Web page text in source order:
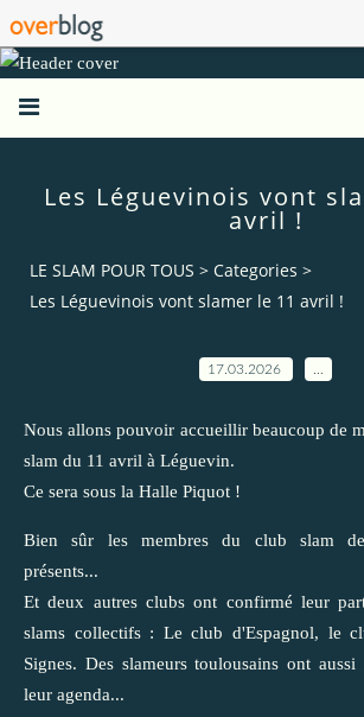
Les Léguevinois vont
avril !
LE SLAM POUR TOUS > Categories >
Les Léguevinois vont slamer le 11 avril !
17.03.2026
Nous allons pouvoir accueillir beaucoup de
slam du 11 avril à Léguevin.
Ce sera sous la Halle Piquot !
Bien sûr les membres du club slam
présents...
Et deux autres clubs ont confirmé leur
slams collectifs : Le club d'Espagnol, le
Signes. Des slameurs toulousains ont
leur agenda...